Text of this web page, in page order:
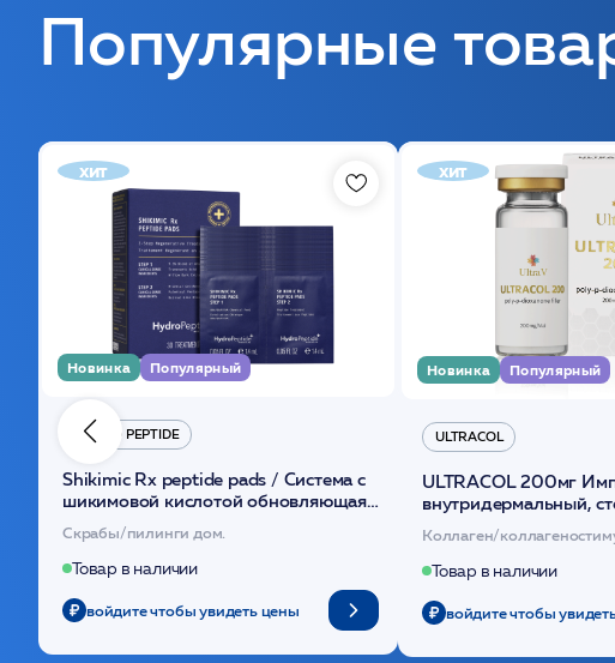
Популярные
хит
Новинка Популярный
HYDRO PEPTIDE
Shikimic Rx peptide pads / Cистема с
шикимовой кислотой обновляющая
(30шт) /HP
Скрабы/пилинги дом.
Товар в наличии
войдите чтобы увидеть цены
хит
Новинка Популярный
ULTRACOL
ULTRACOL 200мг
внутридермальный,
основе
Коллаген/
Товар в наличии
войдите чтобы